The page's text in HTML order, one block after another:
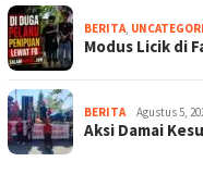
BERITA,
Modus Licik di
BERITA Agustus 5,
Aksi Damai